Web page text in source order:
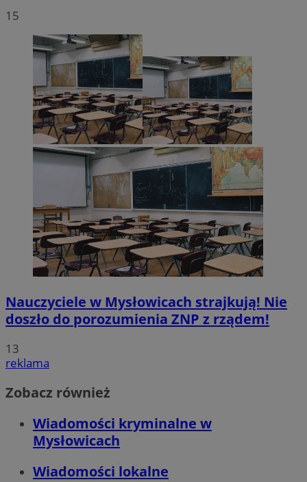
15
Nauczyciele w Mysłowicach strajkują! Nie
doszło do porozumienia ZNP z rządem!
13
reklama
Zobacz również
Wiadomości kryminalne w
Mysłowicach
Wiadomości lokalne